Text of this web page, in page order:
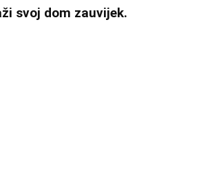
svoj dom zauvijek.